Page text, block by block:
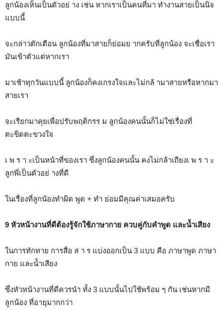
ลูกน้องเห็นเป็นตัวอย่ าง เช่น หากเราเป็นคนที่มา ทำงานสายเป็นนิจ
แบบนี้
จะกล่าวตักเตือน ลูกน้องที่มาสายก็ย่อมย ากครับที่ลูกน้อง จะเชื่อเรา
มันเข้าตัวแต่หากเรา
มาเช้าทุกวันแบบนี้ ลูกน้องก็คงเกรงใจและไม่กล้ ามาสายหรือหากมา
สายเรา
จะเรียกมาคุยเพื่อปรับพฤติกรร ม ลูกน้องคนนั้นก็ไม่ใช่เรื่องที่
ตะขิดตะขวงใจ
เ พ ร า ะเป็นหน้าที่ของเรา ซึ่งลูกน้องคนนั้น คงไม่กล้าเถียงเ พ ร า ะ
ลูกพี่เป็นตัวอย่ างที่ดี
ในเรื่องที่ลูกน้องทำผิด พูด + ทำ ย่อมมีคุณค่าเสมอครับ
9 หัวหน้างานที่ดีต้องรู้จักใช้ภาษากาย ควบคู่กับคำพูด และน้ำเสียง
ในการทักทาย การสื่อ ส า ร แบ่งออกเป็น 3 แบบ คือ ภาษาพูด ภาษา
กาย และน้ำเสียง
ซึ่งหัวหน้างานที่ดีควรนำ ทั้ง 3 แบบนั้นไปใช้พร้อม ๆ กัน เช่นหากมี
ลูกน้อง ที่อายุมากกว่า